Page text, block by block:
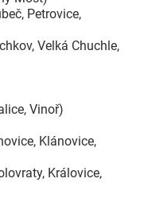
Petrovice,
Velká Chuchle,
Vinoř)
Klánovice,
Královice,